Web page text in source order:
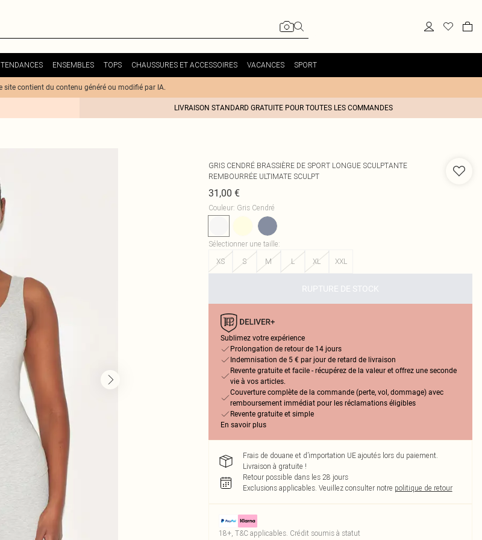
TENDANCES ENSEMBLES TOPS CHAUSSURES ET ACCESSOIRES VACANCES SPORT
site contient du contenu généré ou modifié par IA.
LIVRAISON STANDARD GRATUITE POUR TOUTES LES COMMANDES
GRIS CENDRÉ BRASSIÈRE DE SPORT LONGUE SCULPTANTE
REMBOURRÉE ULTIMATE SCULPT
31,00 €
Couleur: Gris Cendré
Sélectionner une taille:
XS
S M L XL XXL
RUPTURE DE STOCK
Sublimez votre expérience
Prolongation de retour de 14 jours
Indemnisation de 5 € par jour de retard de livraison
Revente gratuite et facile - récupérez de la valeur et offrez une seconde
vie à vos articles.
Couverture complète de la commande (perte, vol, dommage) avec
remboursement immédiat pour les réclamations éligibles
Revente gratuite et simple
En savoir plus
Frais de douane et d’importation UE ajoutés lors du paiement.
Livraison à gratuite !
Retour possible dans les 28 jours
Exclusions applicables. Veuillez consulter notre politique de retour
18+, T&C applicables. Crédit soumis à statut